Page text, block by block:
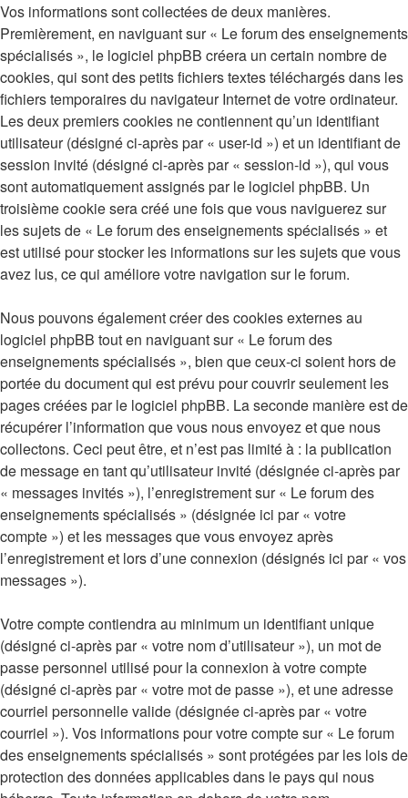
Vos informations sont collectées de deux manières.
Premièrement, en naviguant sur « Le forum des enseignements
spécialisés », le logiciel phpBB créera un certain nombre de
cookies, qui sont des petits fichiers textes téléchargés dans les
fichiers temporaires du navigateur Internet de votre ordinateur.
Les deux premiers cookies ne contiennent qu’un identifiant
utilisateur (désigné ci-après par « user-id ») et un identifiant de
session invité (désigné ci-après par « session-id »), qui vous
sont automatiquement assignés par le logiciel phpBB. Un
troisième cookie sera créé une fois que vous naviguerez sur
les sujets de « Le forum des enseignements spécialisés » et
est utilisé pour stocker les informations sur les sujets que vous
avez lus, ce qui améliore votre navigation sur le forum.
Nous pouvons également créer des cookies externes au
logiciel phpBB tout en naviguant sur « Le forum des
enseignements spécialisés », bien que ceux-ci soient hors de
portée du document qui est prévu pour couvrir seulement les
pages créées par le logiciel phpBB. La seconde manière est de
récupérer l’information que vous nous envoyez et que nous
collectons. Ceci peut être, et n’est pas limité à : la publication
de message en tant qu’utilisateur invité (désignée ci-après par
« messages invités »), l’enregistrement sur « Le forum des
enseignements spécialisés » (désignée ici par « votre
compte ») et les messages que vous envoyez après
l’enregistrement et lors d’une connexion (désignés ici par « vos
messages »).
Votre compte contiendra au minimum un identifiant unique
(désigné ci-après par « votre nom d’utilisateur »), un mot de
passe personnel utilisé pour la connexion à votre compte
(désigné ci-après par « votre mot de passe »), et une adresse
courriel personnelle valide (désignée ci-après par « votre
courriel »). Vos informations pour votre compte sur « Le forum
des enseignements spécialisés » sont protégées par les lois de
protection des données applicables dans le pays qui nous